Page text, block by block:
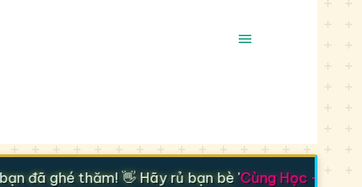
đã ghé thăm! 👋 Hãy rủ bạn bè 'Cùng Học - Cùng